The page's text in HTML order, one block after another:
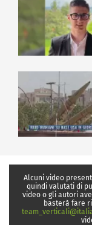
Alcuni video
quindi valutati di
video o gli autori
basterà fare